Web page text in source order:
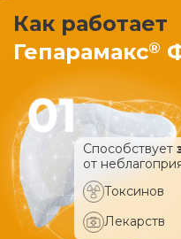
Как работает
Гепарамакс®
Способствует
от
Токсинов
Лекарств